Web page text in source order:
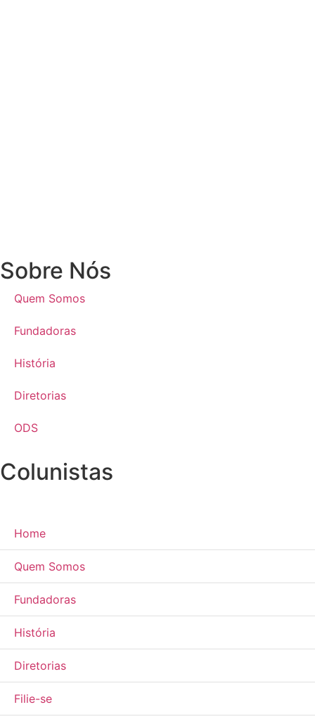
Sobre Nós
Quem Somos
Fundadoras
História
Diretorias
ODS
Colunistas
Home
Quem Somos
Fundadoras
História
Diretorias
Filie-se